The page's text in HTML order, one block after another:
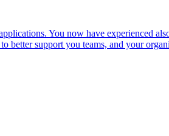
You now have experienced
better support you teams, and your